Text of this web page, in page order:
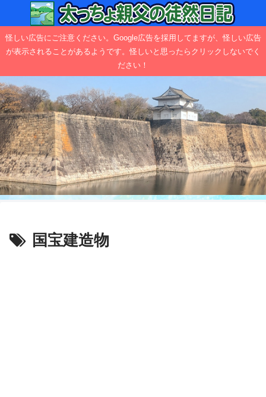
怪しい広告にご注意ください。Google広告を採用してますが、怪しい広告
が表示されることがあるようです。怪しいと思ったらクリックしないでく
ださい！
国宝建造物